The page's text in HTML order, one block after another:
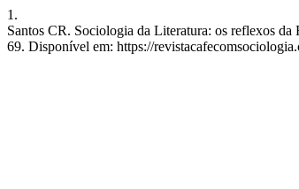
1.
Santos CR. Sociologia da Literatura: os reflexos
69. Disponível em: https://